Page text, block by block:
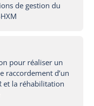
de gestion du
pour réaliser un
raccordement d’un
et la réhabilitation